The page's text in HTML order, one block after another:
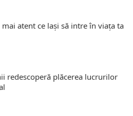
mai atent ce lași să intre în viața ta
redescoperă plăcerea lucrurilor